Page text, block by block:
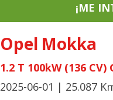
¡ME
Opel Mokka
1.2 T 100kW (136 CV)
2025-06-01 | 25.087